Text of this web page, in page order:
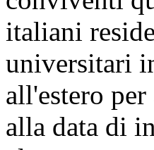
italiani
universitari
all'estero
alla data di